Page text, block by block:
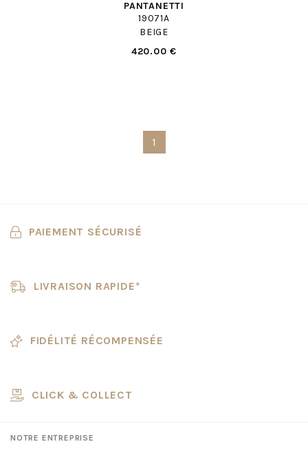
PANTANETTI
19071A
BEIGE
420.00 €
1
PAIEMENT SÉCURISÉ
LIVRAISON RAPIDE*
FIDÉLITÉ RÉCOMPENSÉE
CLICK & COLLECT
NOTRE ENTREPRISE